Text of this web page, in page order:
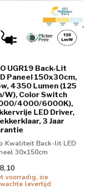
UGR19 Back-Lit
Paneel 150x30cm,
4350 Lumen (125
W), Color Switch
4000/6000K),
LED Driver,
3 Jaar
Kwaliteit Back-lit LED
30x150cm
voorradig, zie
levertijd